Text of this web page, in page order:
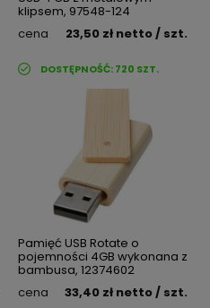
klipsem, 97548-124
cena
23,50 zł netto/ szt.
DOSTĘPNOŚĆ:720 SZT.
Pamięć USB Rotate o
pojemności 4GB wykonana z
bambusa, 12374602
cena
33,40 zł netto/ szt.